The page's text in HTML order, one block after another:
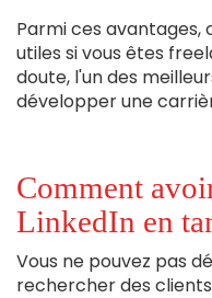
Parmi ces
utiles si vous êtes
doute, l'un des
développer une
Comment
LinkedIn en
Vous ne pouvez pas
rechercher des